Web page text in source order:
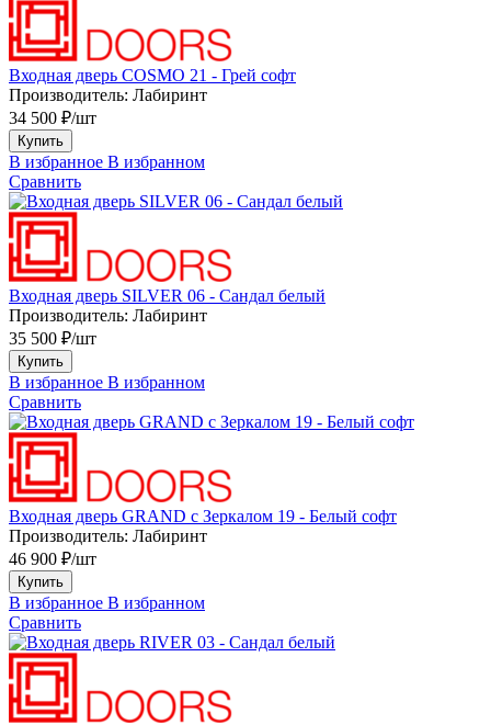
Входная дверь COSMO 21 - Грей софт
Производитель: Лабиринт
34 500 ₽/шт
Купить
В избранное В избранном
Сравнить
Входная дверь SILVER 06 - Сандал белый
Производитель: Лабиринт
35 500 ₽/шт
Купить
В избранное В избранном
Сравнить
Входная дверь GRAND с Зеркалом 19 - Белый софт
Производитель: Лабиринт
46 900 ₽/шт
Купить
В избранное В избранном
Сравнить